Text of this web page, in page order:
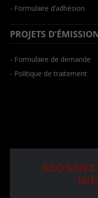
- Formulaire d’adhésion
PROJETS
- Formulaire de demande
- Politique de traitement